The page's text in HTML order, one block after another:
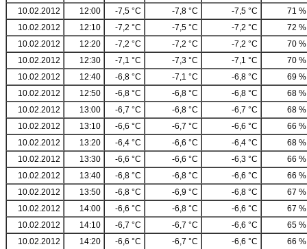
10.02.2012
12:00 -7,5 °C -7,8 °C -7,5 °C
71 %
10.02.2012
12:10 -7,2 °C -7,5 °C -7,2 °C
72 %
10.02.2012
12:20 -7,2 °C -7,2 °C -7,2 °C
70 %
10.02.2012
12:30 -7,1 °C -7,3 °C -7,1 °C
70 %
10.02.2012
12:40 -6,8 °C -7,1 °C -6,8 °C
69 %
10.02.2012
12:50 -6,8 °C -6,8 °C -6,8 °C
68 %
10.02.2012
13:00 -6,7 °C -6,8 °C -6,7 °C
68 %
10.02.2012
13:10 -6,6 °C -6,7 °C -6,6 °C
66 %
10.02.2012
13:20 -6,4 °C -6,6 °C -6,4 °C
68 %
10.02.2012
13:30 -6,6 °C -6,6 °C -6,3 °C
66 %
10.02.2012
13:40 -6,8 °C -6,8 °C -6,6 °C
66 %
10.02.2012
13:50 -6,8 °C -6,9 °C -6,8 °C
67 %
10.02.2012
14:00 -6,6 °C -6,8 °C -6,6 °C
67 %
10.02.2012
14:10 -6,7 °C -6,7 °C -6,6 °C
65 %
10.02.2012
14:20 -6,6 °C -6,7 °C -6,6 °C
66 %